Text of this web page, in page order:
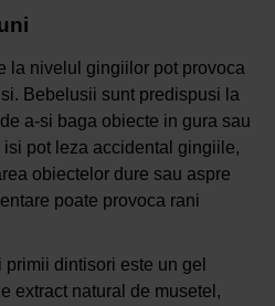
la nivelul gingiilor pot provoca
Bebelusii sunt predispusi la
a-si baga obiecte in gura sau
pot leza accidental gingiile,
obiectelor dure sau aspre
poate provoca rani
dintisori este un gel
extract natural de musetel,